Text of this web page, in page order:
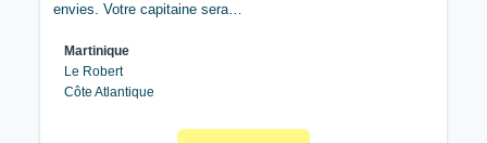
envies. Votre capitaine sera…
Martinique
Le Robert
Côte Atlantique